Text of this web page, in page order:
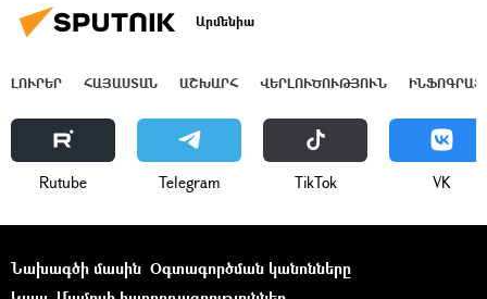
Արմենիա
ԼՈՒՐԵՐ ՀԱՅԱՍՏԱՆ ԱՇԽԱՐՀ ՎԵՐԼՈՒԾՈՒԹՅՈՒՆ
Rutube Telegram ТikТоk VK
Նախագծի մասին Օգտագործման կանոնները